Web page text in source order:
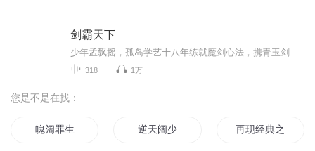
剑霸天下
318 1万
您是不是在找：
魄阔罪生 逆天阔少 再现经典之海阔